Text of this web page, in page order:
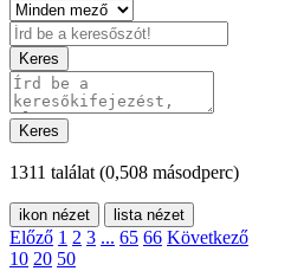
Keres
Keres
1311 találat (0,508 másodperc)
ikon nézet lista nézet
Előző 1 2 3 ... 65 66 Következő
10 20 50